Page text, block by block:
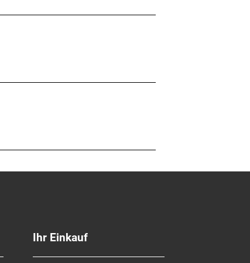
Ihr Einkauf